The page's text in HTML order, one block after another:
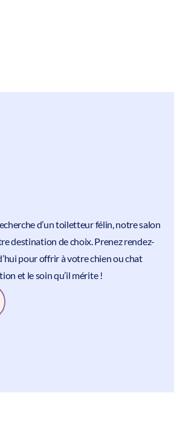
d’un toiletteur félin, notre salon
destination de choix.Prenez rendez-
pour offrir à votre chien ou chat
et le soin qu’il mérite !